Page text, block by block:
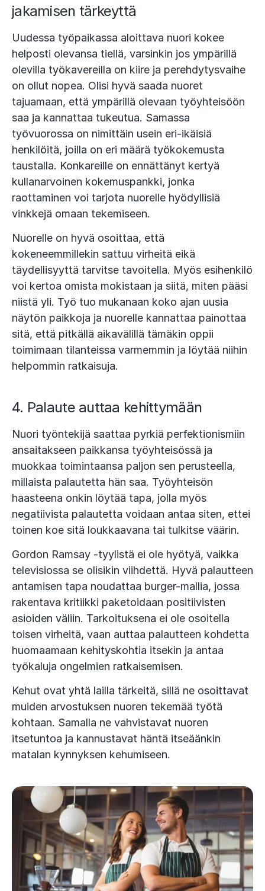
jakamisen tärkeyttä
Uudessa työpaikassa aloittava nuori kokee
helposti olevansa tiellä, varsinkin jos ympärillä
olevilla työkavereilla on kiire ja perehdytysvaihe
on ollut nopea. Olisi hyvä saada nuoret
tajuamaan, että ympärillä olevaan työyhteisöön
saa ja kannattaa tukeutua. Samassa
työvuorossa on nimittäin usein eri-ikäisiä
henkilöitä, joilla on eri määrä työkokemusta
taustalla. Konkareille on ennättänyt kertyä
kullanarvoinen kokemuspankki, jonka
raottaminen voi tarjota nuorelle hyödyllisiä
vinkkejä omaan tekemiseen.
Nuorelle on hyvä osoittaa, että
kokeneemmillekin sattuu virheitä eikä
täydellisyyttä tarvitse tavoitella. Myös esihenkilö
voi kertoa omista mokistaan ja siitä, miten pääsi
niistä yli. Työ tuo mukanaan koko ajan uusia
näytön paikkoja ja nuorelle kannattaa painottaa
sitä, että pitkällä aikavälillä tämäkin oppii
toimimaan tilanteissa varmemmin ja löytää niihin
helpommin ratkaisuja.
4. Palaute auttaa kehittymään
Nuori työntekijä saattaa pyrkiä perfektionismiin
ansaitakseen paikkansa työyhteisössä ja
muokkaa toimintaansa paljon sen perusteella,
millaista palautetta hän saa. Työyhteisön
haasteena onkin löytää tapa, jolla myös
negatiivista palautetta voidaan antaa siten, ettei
toinen koe sitä loukkaavana tai tulkitse väärin.
Gordon Ramsay -tyylistä ei ole hyötyä, vaikka
televisiossa se olisikin viihdettä. Hyvä palautteen
antamisen tapa noudattaa burger-mallia, jossa
rakentava kritiikki paketoidaan positiivisten
asioiden väliin. Tarkoituksena ei ole osoitella
toisen virheitä, vaan auttaa palautteen kohdetta
huomaamaan kehityskohtia itsekin ja antaa
työkaluja ongelmien ratkaisemisen.
Kehut ovat yhtä lailla tärkeitä, sillä ne osoittavat
muiden arvostuksen nuoren tekemää työtä
kohtaan. Samalla ne vahvistavat nuoren
itsetuntoa ja kannustavat häntä itseäänkin
matalan kynnyksen kehumiseen.